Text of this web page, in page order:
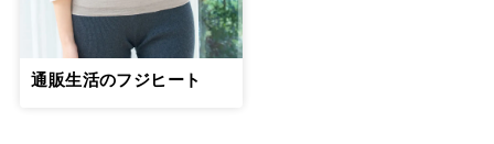
通販生活のフジヒート